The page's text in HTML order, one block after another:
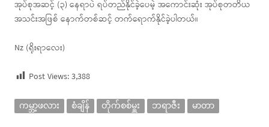
အုပ်စုအဆင့် (၃) နေရာပဲ ရပ်တည်နိုင်ခဲ့ပေမဲ့ အကောင်းဆုံး အုပ်စုတတိယ
အသင်းအဖြစ် နောက်တစ်ဆင့် တက်ရောက်နိုင်ခဲ့ပါတယ်။
Nz (ရိုးရာလေး)
Post Views:3,388
ကမ္ဘာ့ဖလား စံချိန် တိုက်စစ်မှူး ဘရာဇီး မာတာ